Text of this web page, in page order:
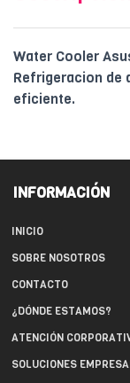
Water Cooler
Refrigeracion de
eficiente.
INFORMACIÓN
INICIO
SOBRE NOSOTROS
CONTACTO
¿DÓNDE ESTAMOS?
ATENCIÓN
SOLUCIONES